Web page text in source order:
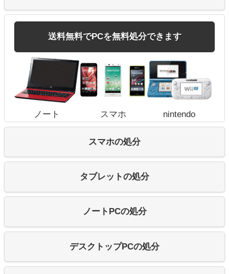
送料無料でPCを無料処分できます
ノート スマホ nintendo
スマホの処分
タブレットの処分
ノートPCの処分
デスクトップPCの処分